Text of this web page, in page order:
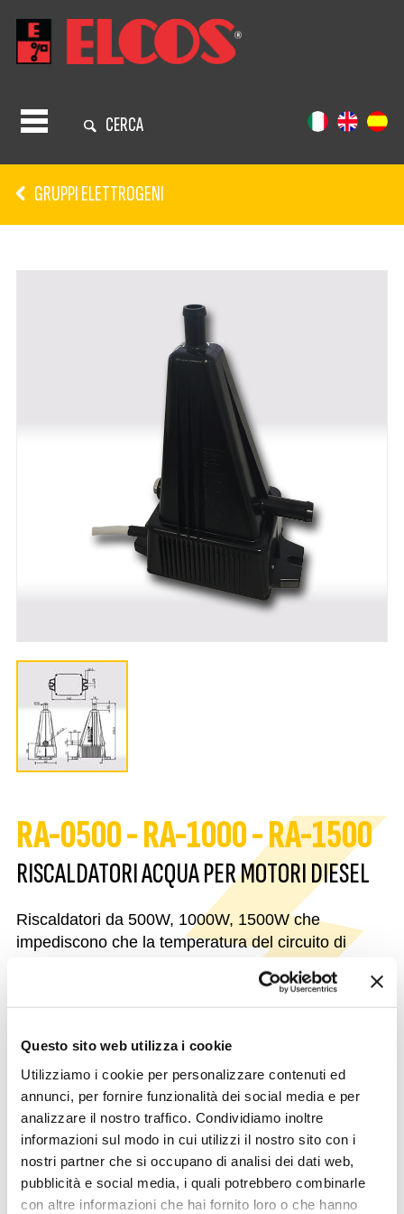
Questo sito web utilizza i cookie
Utilizziamo i cookie per personalizzare contenuti ed
annunci, per fornire funzionalità dei social media e per
analizzare il nostro traffico. Condividiamo inoltre
informazioni sul modo in cui utilizzi il nostro sito con i
nostri partner che si occupano di analisi dei dati web,
pubblicità e social media, i quali potrebbero combinarle
con altre informazioni che hai fornito loro o che hanno
CERCA
GRUPPI ELETTROGENI
RA-0500 - RA-1000 - RA-1500
RISCALDATORI ACQUA PER MOTORI DIESEL
Riscaldatori da 500W, 1000W, 1500W che
impediscono che la temperatura del circuito di
valore. Tale valore è regolato da un termostato
interno. Realizzati in un solido corpo di alluminio
componenti chimici del liquido di raffreddamento.
La circolazione dell'acqua, avviene con il principio
del termosifone. Dotati di connessione con
"portagomma".
FUNZIONI DISTINTIVE